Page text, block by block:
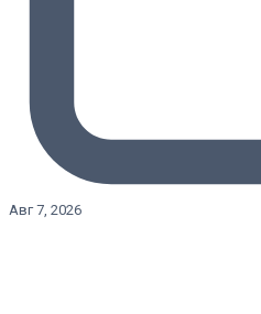
Авг 7, 2026